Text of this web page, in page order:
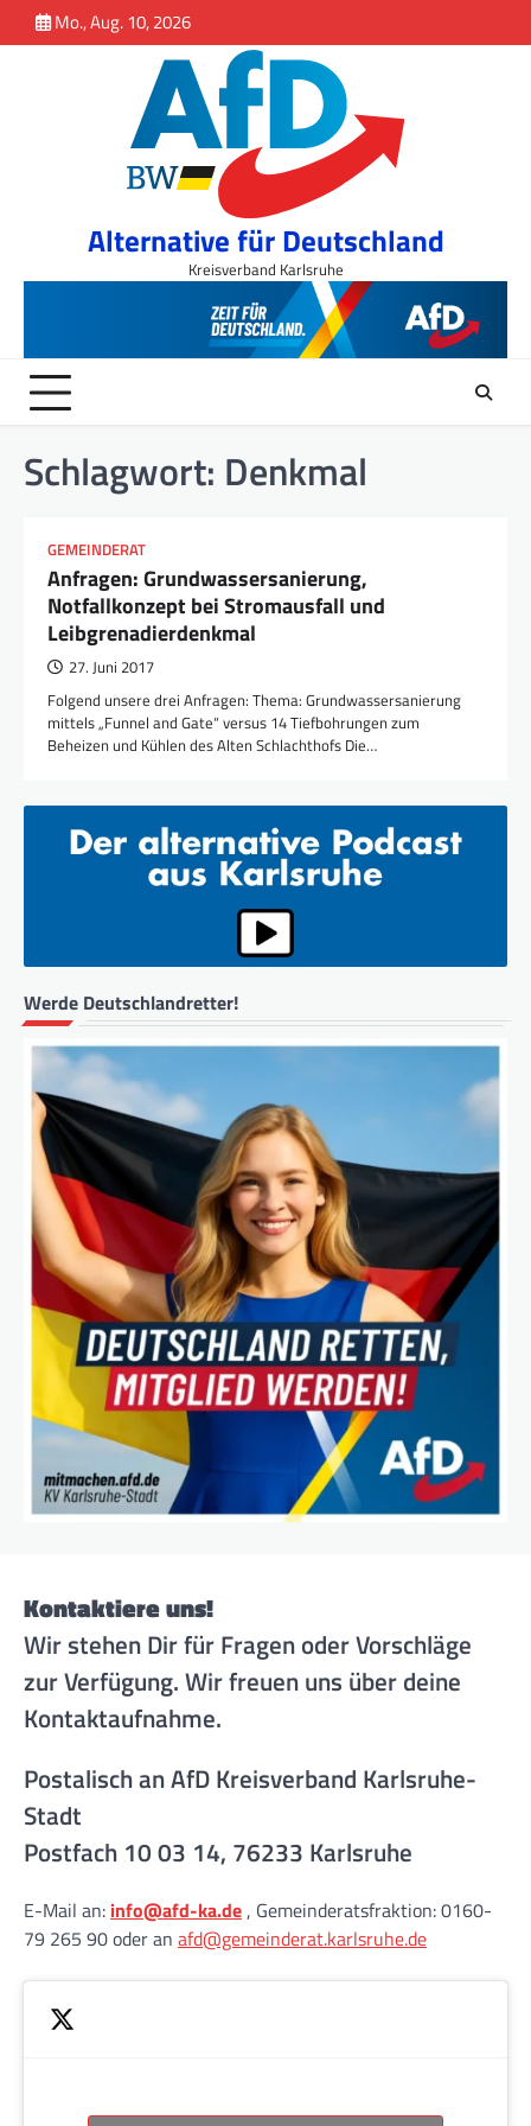
springen
to
Mo., Aug. 10, 2026
Alternative für Deutschland
Kreisverband Karlsruhe
Schlagwort: Denkmal
GEMEINDERAT
Anfragen: Grundwassersanierung,
Notfallkonzept bei Stromausfall und
Leibgrenadierdenkmal
27. Juni 2017
Folgend unsere drei Anfragen: Thema: Grundwassersanierung
mittels „Funnel and Gate“ versus 14 Tiefbohrungen zum
Beheizen und Kühlen des Alten Schlachthofs Die…
Werde Deutschlandretter!
Kontaktiere uns!
Wir stehen Dir für Fragen oder Vorschläge
zur Verfügung. Wir freuen uns über deine
Kontaktaufnahme.
Postalisch an AfD Kreisverband Karlsruhe-
Stadt
Postfach 10 03 14, 76233 Karlsruhe
E-Mail an: info@afd-ka.de, Gemeinderatsfraktion: 0160-
79 265 90 oder an afd@gemeinderat.karlsruhe.de